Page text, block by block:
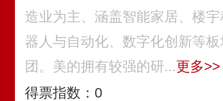
造业为主、涵盖智能家居、楼
器人与自动化、数字化创新等
团。美的拥有较强的研...更多>>
得票指数： 0